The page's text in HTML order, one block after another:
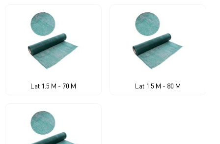
Lat 1.5 M - 70 M Lat 1.5 M - 80 M